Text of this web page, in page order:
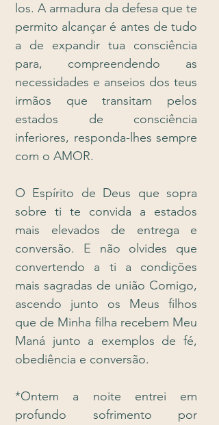
los. A armadura da defesa que te
permito alcançar é antes de tudo
a de expandir tua consciência
para, compreendendo as
necessidades e anseios dos teus
irmãos que transitam pelos
estados de consciência
inferiores, responda-lhes sempre
com o AMOR.
O Espírito de Deus que sopra
sobre ti te convida a estados
mais elevados de entrega e
conversão. E não olvides que
convertendo a ti a condições
mais sagradas de união Comigo,
ascendo junto os Meus filhos
que de Minha filha recebem Meu
Maná junto a exemplos de fé,
obediência e conversão.
*Ontem a noite entrei em
profundo sofrimento por